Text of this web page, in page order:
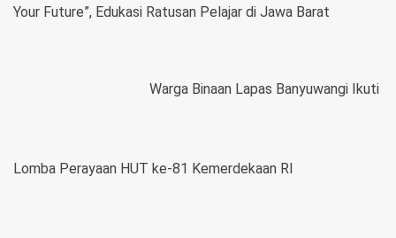
Your Future”, Edukasi Ratusan Pelajar di Jawa Barat
Warga Binaan Lapas Banyuwangi Ikuti
Lomba Perayaan HUT ke-81 Kemerdekaan RI